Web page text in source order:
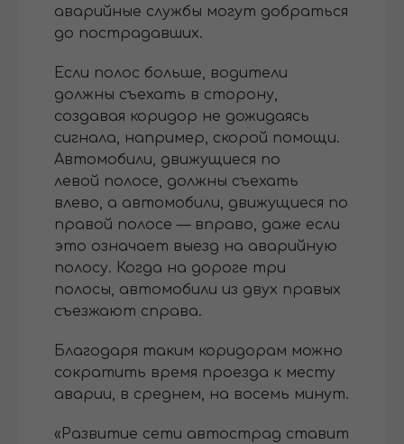
аварийные службы могут добраться
до пострадавших.
Если полос больше, водители
должны съехать в сторону,
создавая коридор не дожидаясь
сигнала, например, скорой помощи.
Автомобили, движущиеся по
левой полосе, должны съехать
влево, а автомобили, движущиеся по
правой полосе — вправо, даже если
это означает выезд на аварийную
полосу. Когда на дороге три
полосы, автомобили из двух правых
съезжают справа.
Благодаря таким коридорам можно
сократить время проезда к месту
аварии, в среднем, на восемь минут.
«Развитие сети автострад ставит